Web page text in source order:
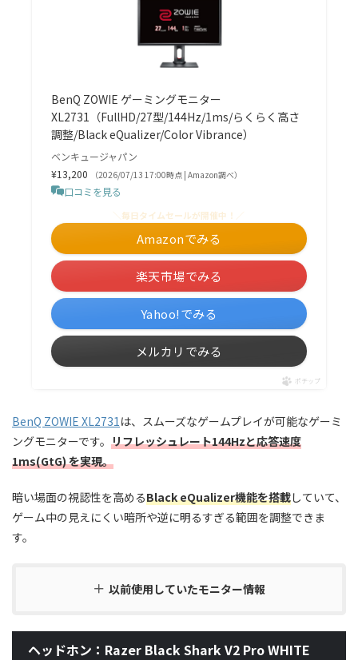
BenQ ZOWIE ゲーミングモニター
XL2731（FullHD/27型/144Hz/1ms/らくらく高さ
調整/Black eQualizer/Color Vibrance）
ベンキュージャパン
¥13,200
（2026/07/13 17:00時点 | Amazon調べ）
口コミを見る
＼毎日タイムセールが開催中！／
Amazonでみる
楽天市場でみる
Yahoo!でみる
メルカリでみる
ポチップ
BenQ ZOWIE XL2731 は、スムーズなゲームプレイが可能なゲーミ
ングモニターです。 リフレッシュレート144Hzと応答速度
1ms(GtG) を実現。
暗い場面の視認性を高めるBlack eQualizer機能を搭載していて、
ゲーム中の見えにくい暗所や逆に明るすぎる範囲を調整できま
す。
以前使用していたモニター情報
ヘッドホン：Razer Black Shark V2 Pro WHITE